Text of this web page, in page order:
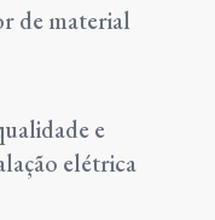
de material
e
elétrica